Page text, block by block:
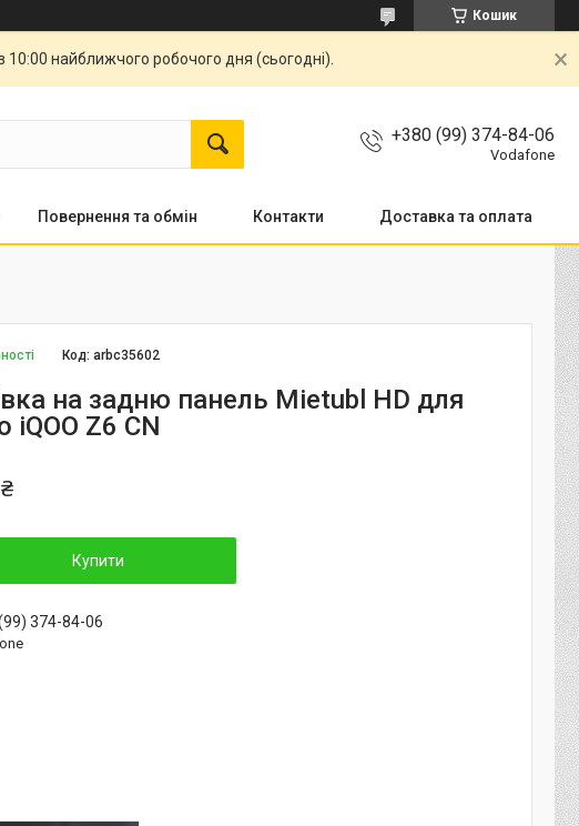
Кошик
найближчого робочого дня (сьогодні).
+380 (99) 374-84-06
Vodafone
Повернення та обмін Контакти Доставка та оплата
Код:arbc35602
на задню панель Mietubl HD для
iQOO Z6 CN
Купити
374-84-06